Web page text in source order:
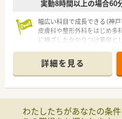
実動8時間以上の場合60
幅広い科目で成長できる（神
皮膚科や整形外科をはじめ多
に根ざしたかかりつけ薬局と
【店舗情報と応需状況について】
■内科や整形外科をはじめ皮
1日200枚の処方箋に対応して
■薬剤師は常勤6名体制と手厚
詳細を見る
わたしたちがあなたの条